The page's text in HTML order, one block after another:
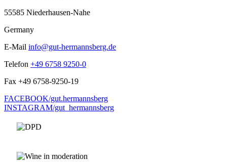
55585 Niederhausen-Nahe
Germany
E-Mail info@gut-hermannsberg.de
Telefon +49 6758 9250-0
Fax +49 6758-9250-19
FACEBOOK/gut.hermannsberg
INSTAGRAM/gut_hermannsberg